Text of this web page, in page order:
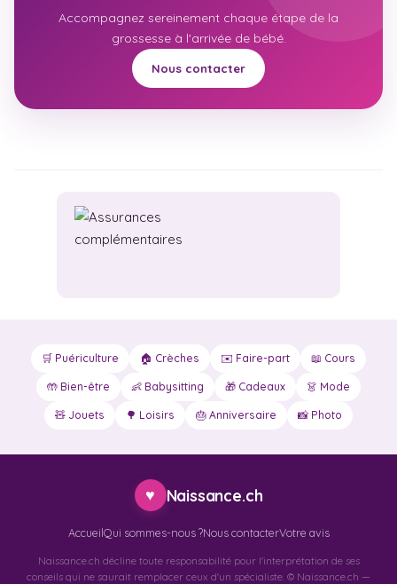
Accompagnez sereinement chaque étape de la
grossesse à l'arrivée de bébé.
Nous contacter
🛒 Puériculture 🏠 Crèches ✉️ Faire-part 📖 Cours
🤲 Bien-être 👶 Babysitting 🎁 Cadeaux 👗 Mode
🧸 Jouets 🌳 Loisirs 🎂 Anniversaire 📸 Photo
♥ Naissance.ch
Accueil Qui sommes-nous ?Nous contacterVotre avis
Naissance.ch décline toute responsabilité pour l'interprétation de ses
conseils qui ne saurait remplacer ceux d'un spécialiste. © Naissance.ch —